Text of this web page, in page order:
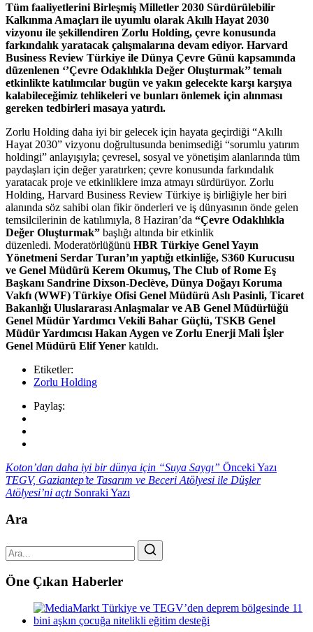
Tüm faaliyetlerini Birleşmiş Milletler 2030 Sürdürülebilir
Kalkınma Amaçları ile uyumlu olarak Akıllı Hayat 2030
vizyonu ile şekillendiren Zorlu Holding, çevre konusunda
farkındalık yaratacak çalışmalarına devam ediyor. Harvard
Business Review Türkiye ile Dünya Çevre Günü kapsamında
düzenlenen ‘’Çevre Odaklılıkla Değer Oluşturmak’’ temalı
etkinlikte katılımcılar bugün ve yakın gelecekte karşı karşıya
kalabileceğimiz tehlikeleri ve bunları önlemek için alınması
gereken tedbirleri masaya yatırdı.
Zorlu Holding daha iyi bir gelecek için hayata geçirdiği “Akıllı
Hayat 2030” vizyonu doğrultusunda benimsediği “sorumlu yatırım
holdingi” anlayışıyla; çevresel, sosyal ve yönetişim alanlarında tüm
paydaşları için değer yaratırken; çevre konusunda farkındalık
yaratacak proje ve etkinliklere imza atmayı sürdürüyor. Zorlu
Holding, Harvard Business Review Türkiye iş birliğiyle her biri
alanında söz sahibi olan fikir önderleri ve iş dünyasının önde gelen
temsilcilerinin de katılımıyla, 8 Haziran’da “Çevre Odaklılıkla
Değer Oluşturmak” başlığı altında bir etkinlik
düzenledi. Moderatörlüğünü HBR Türkiye Genel Yayın
Yönetmeni Serdar Turan’ın yaptığı etkinliğe, S360 Kurucusu
ve Genel Müdürü Kerem Okumuş, The Club of Rome Eş
Başkanı Sandrine Dixson-Declève, Dünya Doğayı Koruma
Vakfı (WWF) Türkiye Ofisi Genel Müdürü Aslı Pasinli, Ticaret
Bakanlığı Uluslararası Anlaşmalar ve AB Genel Müdürlüğü
Genel Müdür Yardımcı Vekili Bahar Güçlü, TSKB Genel
Müdür Yardımcısı Hakan Aygen ve Zorlu Enerji Mali İşler
Genel Müdürü Elif Yener katıldı.
Etiketler:
Zorlu Holding
Paylaş:
Koton’dan daha iyi bir dünya için “Suya Saygı” Önceki Yazı
TEGV, Gaziantep’te Tasarım ve Beceri Atölyesi ile Düşler
Atölyesi’ni açtı Sonraki Yazı
Ara
Öne Çıkan Haberler